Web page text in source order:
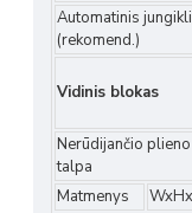
Automatinis
(rekomend.)
Vidinis blokas
Nerūdijančio
talpa
Matmenys